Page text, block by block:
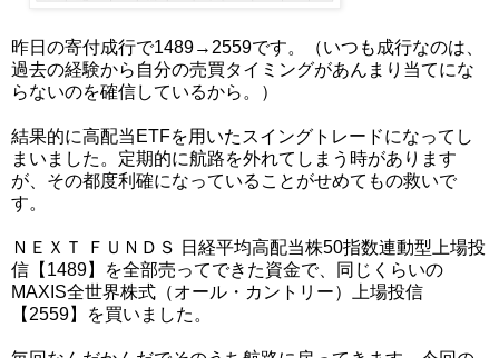
昨日の寄付成行で1489→2559です。（いつも成行なのは、
過去の経験から自分の売買タイミングがあんまり当てにな
らないのを確信しているから。）
結果的に高配当ETFを用いたスイングトレードになってし
まいました。定期的に航路を外れてしまう時があります
が、その都度利確になっていることがせめてもの救いで
す。
ＮＥＸＴ ＦＵＮＤＳ 日経平均高配当株50指数連動型上場投
信【1489】を全部売ってできた資金で、同じくらいの
MAXIS全世界株式（オール・カントリー）上場投信
【2559】を買いました。